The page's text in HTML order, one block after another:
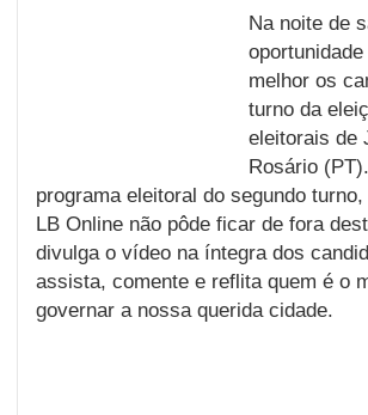
Na noite de
melhor os
turno da
eleitorais de
Rosário
programa eleitoral do segundo
LB Online não pôde ficar de fora
divulga o vídeo na íntegra dos
assista, comente e reflita quem é o
governar a nossa querida cidade.